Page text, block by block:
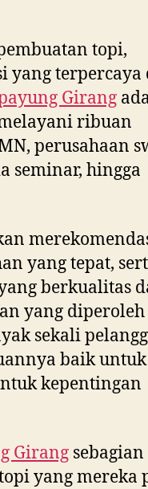
topi,
yang terpercaya
Girang
ribuan
perusahaan
seminar, hingga
yang tepat,
berkualitas
yang diperoleh
sekali
baik
kepentingan
Girang
yang mereka